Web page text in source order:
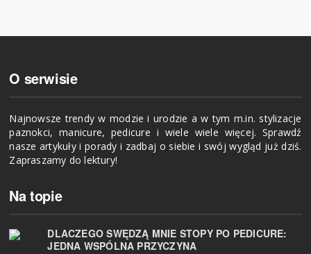
O serwisie
Najnowsze trendy w modzie i urodzie a w tym m.in. stylizacje
paznokci, manicure, pedicure i wiele wiele więcej. Sprawdź
nasze artykuły i porady i zadbaj o siebie i swój wygląd już dziś.
Zapraszamy do lektury!
Na topie
DLACZEGO SWĘDZĄ MNIE STOPY PO PEDICURE:
JEDNA WSPÓLNA PRZYCZYNA